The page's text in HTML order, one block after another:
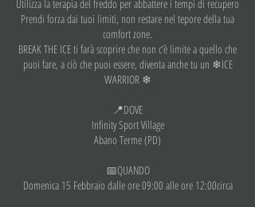
Utilizza la terapia del freddo per abbattere i tempi di recupero
Prendi forza dai tuoi limiti, non restare nel tepore della tua
comfort zone.
BREAK THE ICE ti farà scoprire che non c’è limite a quello che
puoi fare, a ciò che puoi essere, diventa anche tu un ❄ICE
WARRIOR ❄
📍DOVE
Infinity Sport Village
Abano Terme (PD)
📅QUANDO
Domenica 15 Febbraio dalle ore 09:00 alle ore 12:00circa